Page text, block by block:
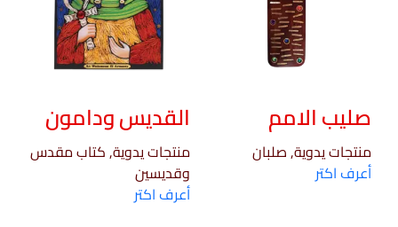
صليب الامم
منتجات يدوية, صلبان
أعرف اكتر
القديس ودامون
منتجات يدوية, كتاب مقدس
وقديسين
أعرف اكتر